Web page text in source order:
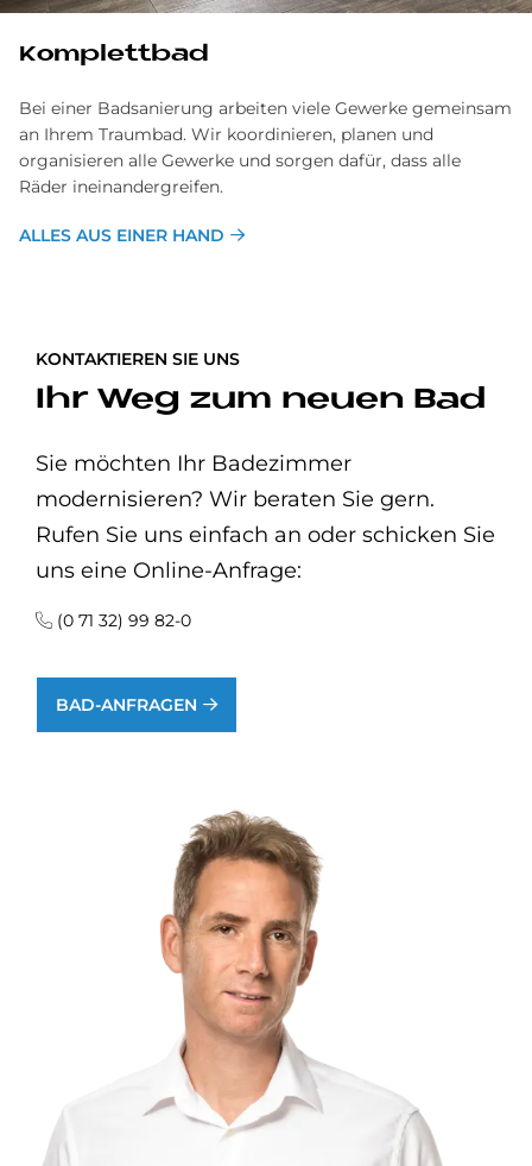
Kom­plett­bad
Bei einer Badsanierung arbeiten viele Gewerke gemeinsam
an Ihrem Traumbad. Wir ko­ordinieren, planen und
organisieren alle Gewerke und sorgen dafür, dass alle
Räder ineinander­greifen.
ALLES AUS EINER HAND
KONTAKTIEREN SIE UNS
Ihr Weg zum neuen Bad
Sie möchten Ihr Badezimmer
modernisieren? Wir beraten Sie gern.
Rufen Sie uns einfach an oder schicken Sie
uns eine Online-Anfrage:
(0 71 32) 99 82-0
BAD-ANFRAGEN